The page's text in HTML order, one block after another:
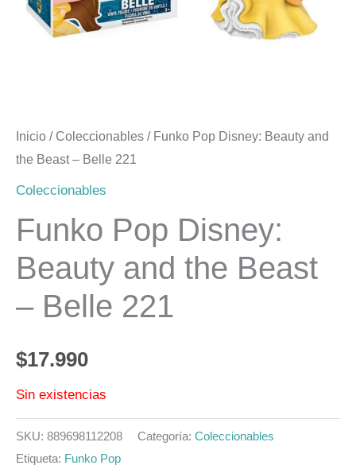
Inicio / Coleccionables / Funko Pop Disney: Beauty and
the Beast – Belle 221
Coleccionables
Funko Pop Disney:
Beauty and the Beast
– Belle 221
$17.990
Sin existencias
SKU: 889698112208 Categoría: Coleccionables
Etiqueta: Funko Pop